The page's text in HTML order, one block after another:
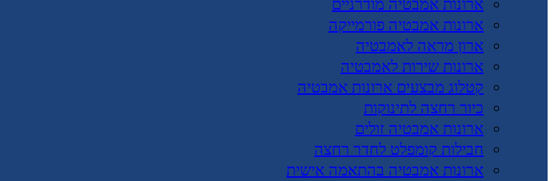
ארונות אמבטיה מודרניים
ארונות אמבטיה פורמייקה
ארון מראה לאמבטיה
ארונות שירות לאמבטיה
קטלוג מבצעים ארונות אמבטיה
כיור רחצה לתינוקות
ארונות אמבטיה זולים
חבילות קומפלט לחדר רחצה
ארונות אמבטיה בהתאמה אישית